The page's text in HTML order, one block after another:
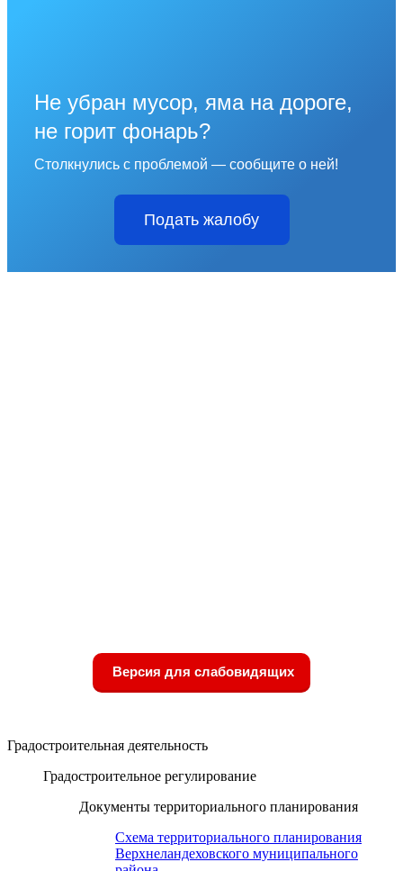
Не убран мусор, яма на дороге,
не горит фонарь?
Столкнулись с проблемой — сообщите о ней!
Подать жалобу
Версия для слабовидящих
Градостроительная деятельность
Градостроительное регулирование
Документы территориального планирования
Схема территориального планирования
Верхнеландеховского муниципального